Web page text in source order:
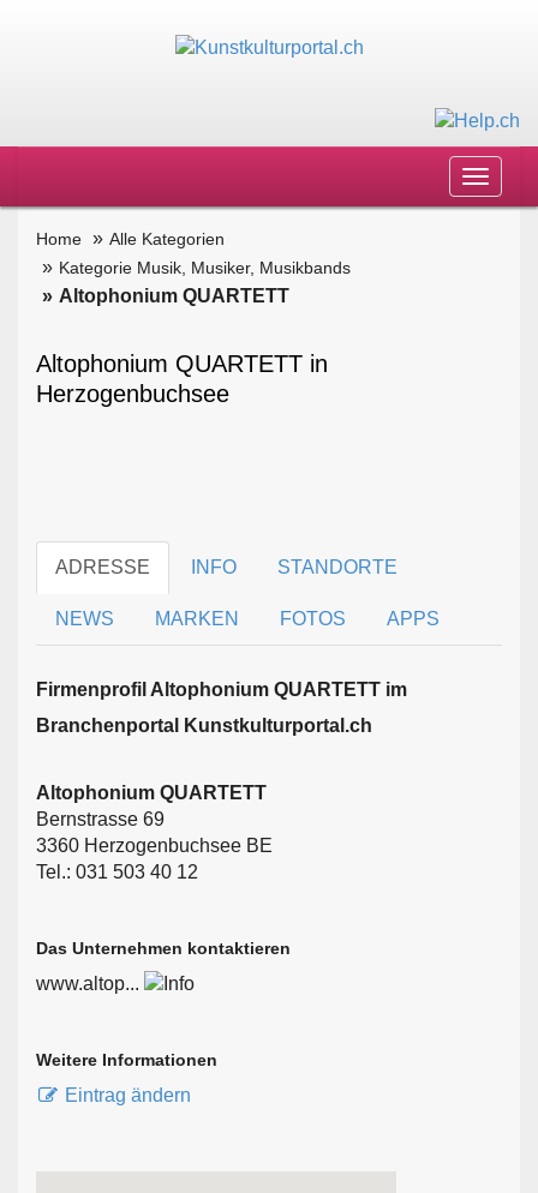
Toggle
Home
Alle Kategorien
Kategorie Musik, Musiker, Musikbands
Altophonium QUARTETT
Altophonium QUARTETT in
Herzogenbuchsee
ADRESSE INFO STANDORTE
NEWS MARKEN FOTOS APPS
Firmen­profil Altophonium QUARTETT im
Branchen­portal Kunstkulturportal.ch
Altophonium QUARTETT
Bernstrasse 69
3360 Herzogenbuchsee BE
Tel.: 031 503 40 12
Das Unternehmen kontaktieren
www.altop...
Weitere Informationen
Eintrag ändern